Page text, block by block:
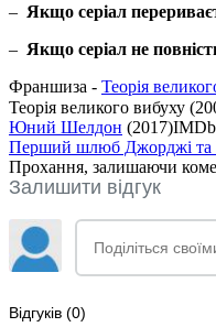
– Якщо серіал
– Якщо серіал не
Франшиза - Теорія
Теорія великого вибуху
Юний Шелдон (2017)IMDb
Перший шлюб Джорджі та
Прохання, залишаючи